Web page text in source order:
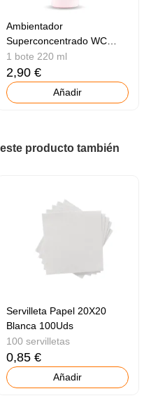
Ambientador
Superconcentrado WC
Frutas
1 bote 220 ml
2,90 €
Añadir
producto también
Servilleta Papel 20X20
Blanca 100Uds
100 servilletas
0,85 €
Añadir